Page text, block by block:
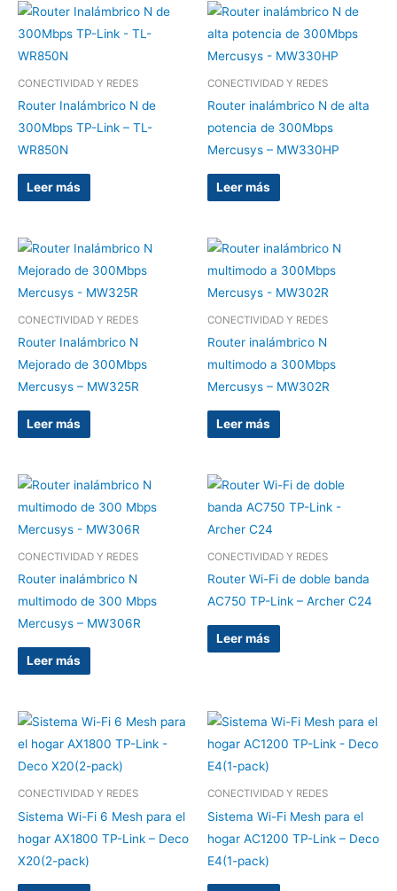
CONECTIVIDAD Y REDES
Router Inalámbrico N de
300Mbps TP-Link – TL-
WR850N
Leer más
CONECTIVIDAD Y REDES
Router inalámbrico N de alta
potencia de 300Mbps
Mercusys – MW330HP
Leer más
CONECTIVIDAD Y REDES
Router Inalámbrico N
Mejorado de 300Mbps
Mercusys – MW325R
Leer más
CONECTIVIDAD Y REDES
Router inalámbrico N
multimodo a 300Mbps
Mercusys – MW302R
Leer más
CONECTIVIDAD Y REDES
Router inalámbrico N
multimodo de 300 Mbps
Mercusys – MW306R
Leer más
CONECTIVIDAD Y REDES
Router Wi-Fi de doble banda
AC750 TP-Link – Archer C24
Leer más
CONECTIVIDAD Y REDES
Sistema Wi-Fi 6 Mesh para el
hogar AX1800 TP-Link – Deco
X20(2-pack)
CONECTIVIDAD Y REDES
Sistema Wi-Fi Mesh para el
hogar AC1200 TP-Link – Deco
E4(1-pack)